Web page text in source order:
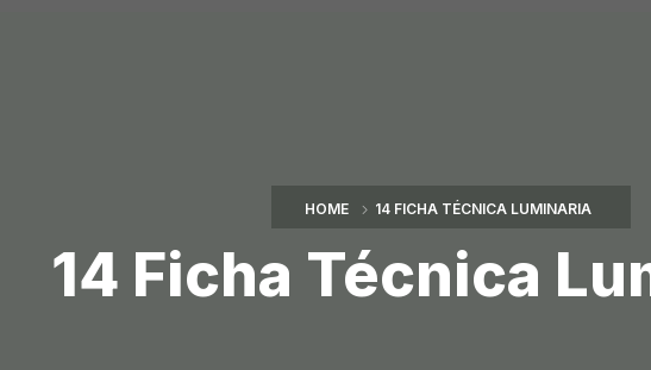
HOME 14 FICHA TÉCNICA LUMINARIA
14 Ficha Técnica